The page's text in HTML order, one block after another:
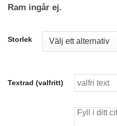
Ram ingår ej.
Storlek
Textrad (valfritt)